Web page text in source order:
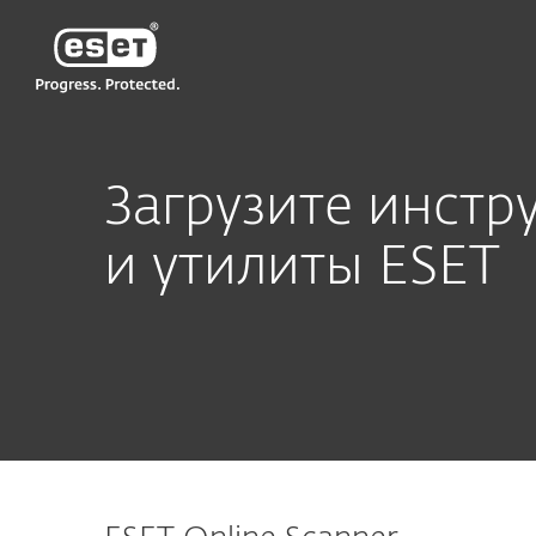
Загрузите
и утилиты ESET
KZ KZ-RU2Все инструменты
ESET